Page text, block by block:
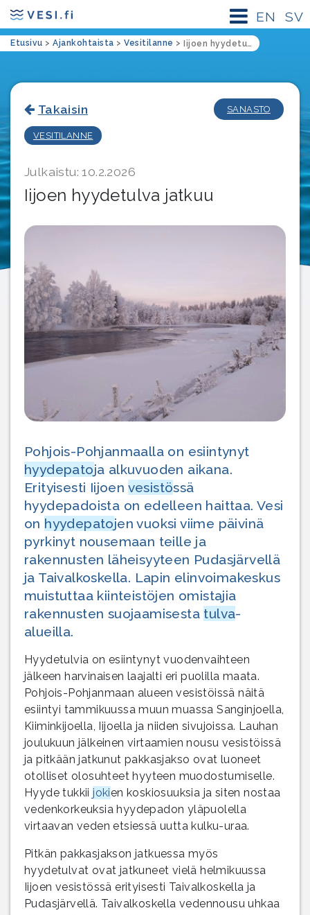
SV
EN
Etusivu > Ajankohtaista > Vesitilanne > Iijoen hyydetulva jatkuu
Takaisin
VESITILANNE
Julkaistu: 10.2.2026
Iijoen hyydetulva jatkuu
Pohjois-Pohjanmaalla on esiintynyt
hyydepatoja alkuvuoden aikana.
Erityisesti Iijoen vesistössä
hyydepadoista on edelleen haittaa. Vesi
on hyydepatojen vuoksi viime päivinä
pyrkinyt nousemaan teille ja
rakennusten läheisyyteen Pudasjärvellä
ja Taivalkoskella. Lapin elinvoimakeskus
muistuttaa kiinteistöjen omistajia
rakennusten suojaamisesta tulva-
alueilla.
Hyydetulvia on esiintynyt vuodenvaihteen
jälkeen harvinaisen laajalti eri puolilla maata.
Pohjois-Pohjanmaan alueen vesistöissä näitä
esiintyi tammikuussa muun muassa Sanginjoella,
Kiiminkijoella, Iijoella ja niiden sivujoissa. Lauhan
joulukuun jälkeinen virtaamien nousu vesistöissä
ja pitkään jatkunut pakkasjakso ovat luoneet
otolliset olosuhteet hyyteen muodostumiselle.
Hyyde tukkiijokien koskiosuuksia ja siten nostaa
vedenkorkeuksia hyydepadon yläpuolella
virtaavan veden etsiessä uutta kulku-uraa.
Pitkän pakkasjakson jatkuessa myös
hyydetulvat ovat jatkuneet vielä helmikuussa
Iijoen vesistössä erityisesti Taivalkoskella ja
Pudasjärvellä. Taivalkoskella vedennousu uhkaa
SANASTO